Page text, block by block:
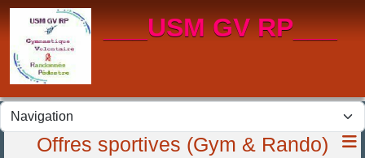
___USM GV RP___
Offres sportives (Gym & Rando)
Panneau de gestion des cookies